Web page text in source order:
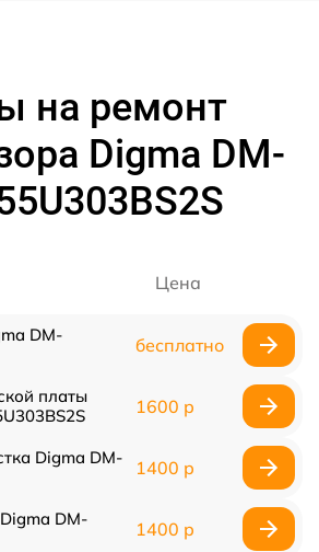
на ремонт
Digma DM-
Цена
DM-
бесплатно
платы
1600 р
Digma DM-
1400 р
DM-
1400 р